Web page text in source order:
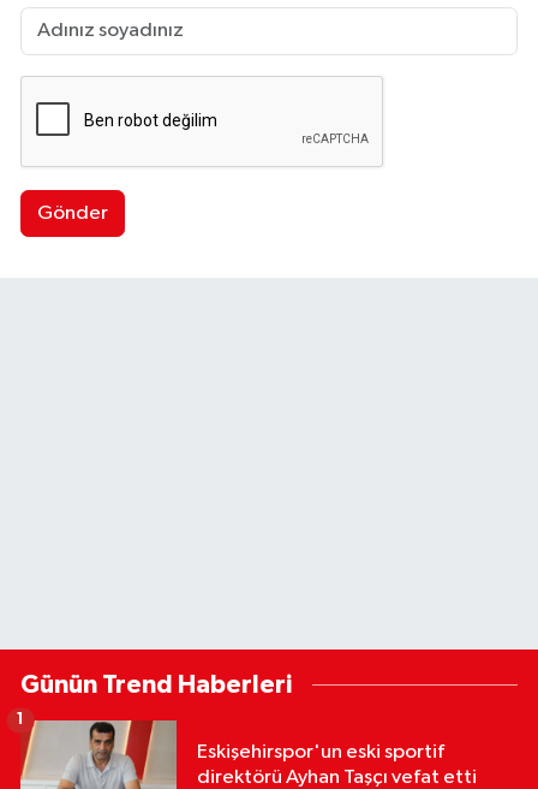
Gönder
Günün Trend Haberleri
Eskişehirspor'un eski sportif
direktörü Ayhan Taşçı vefat etti